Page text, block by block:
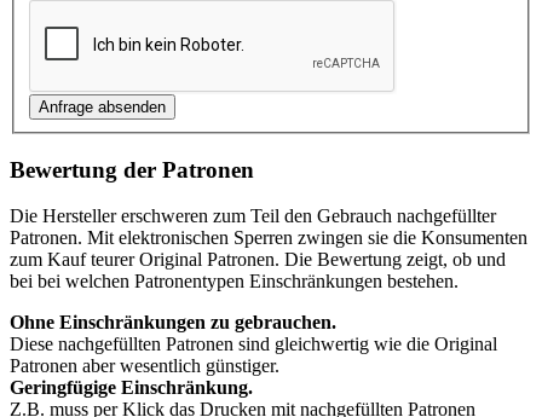
Bewertung der Patronen
Die Hersteller erschweren zum Teil den Gebrauch nachgefüllter
Patronen. Mit elektronischen Sperren zwingen sie die Konsumenten
zum Kauf teurer Original Patronen. Die Bewertung zeigt, ob und
bei bei welchen Patronentypen Einschränkungen bestehen.
Ohne Einschränkungen zu gebrauchen.
Diese nachgefüllten Patronen sind gleichwertig wie die Original
Patronen aber wesentlich günstiger.
Geringfügige Einschränkung.
Z.B. muss per Klick das Drucken mit nachgefüllten Patronen